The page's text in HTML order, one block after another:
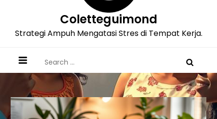
Coletteguimond
Strategi Ampuh Mengatasi Stres di Tempat Kerja.
for: